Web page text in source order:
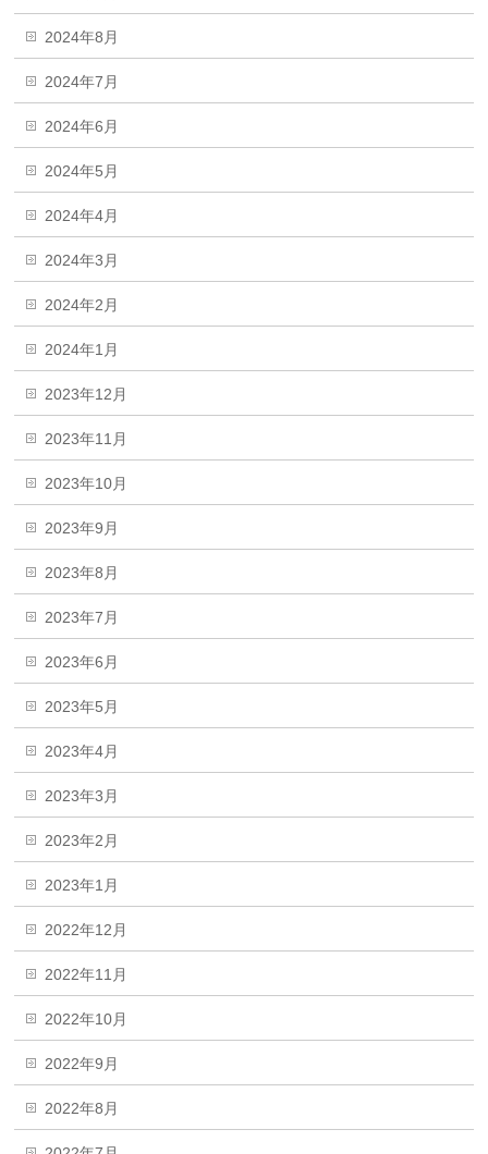
2024年8月
2024年7月
2024年6月
2024年5月
2024年4月
2024年3月
2024年2月
2024年1月
2023年12月
2023年11月
2023年10月
2023年9月
2023年8月
2023年7月
2023年6月
2023年5月
2023年4月
2023年3月
2023年2月
2023年1月
2022年12月
2022年11月
2022年10月
2022年9月
2022年8月